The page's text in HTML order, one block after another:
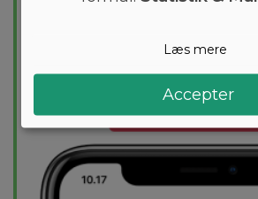
den mest effektive guide til et
sunde opskrifter sikrer at du
PRØVGRATIS
Læs mere
Accepter